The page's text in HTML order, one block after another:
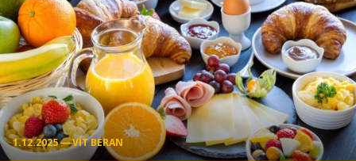
1.12.2025 ― VÍT BERAN